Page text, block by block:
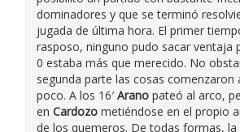
dominadores y que se terminó
jugada de última hora. El primer
rasposo, ninguno pudo sacar ventaja
0 estaba más que merecido. No
segunda parte las cosas comenzaron
poco. A los 16′Arano pateó al arco,
en Cardozo metiéndose en el propio
de los quemeros. De todas formas, la